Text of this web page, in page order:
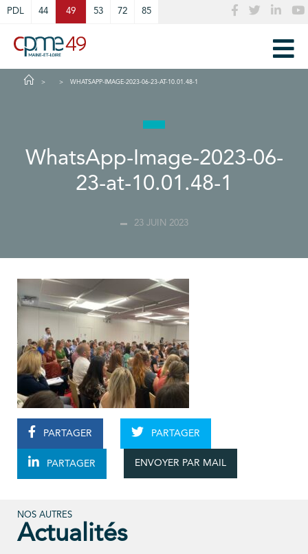
PDL 44 49 53 72 85
WHATSAPP-IMAGE-2023-06-23-AT-10.01.48-1
WhatsApp-Image-2023-06-
23-at-10.01.48-1
23 JUIN 2023
PARTAGER PARTAGER
PARTAGER ENVOYER PAR MAIL
NOS AUTRES
Actualités
Cookies management panel